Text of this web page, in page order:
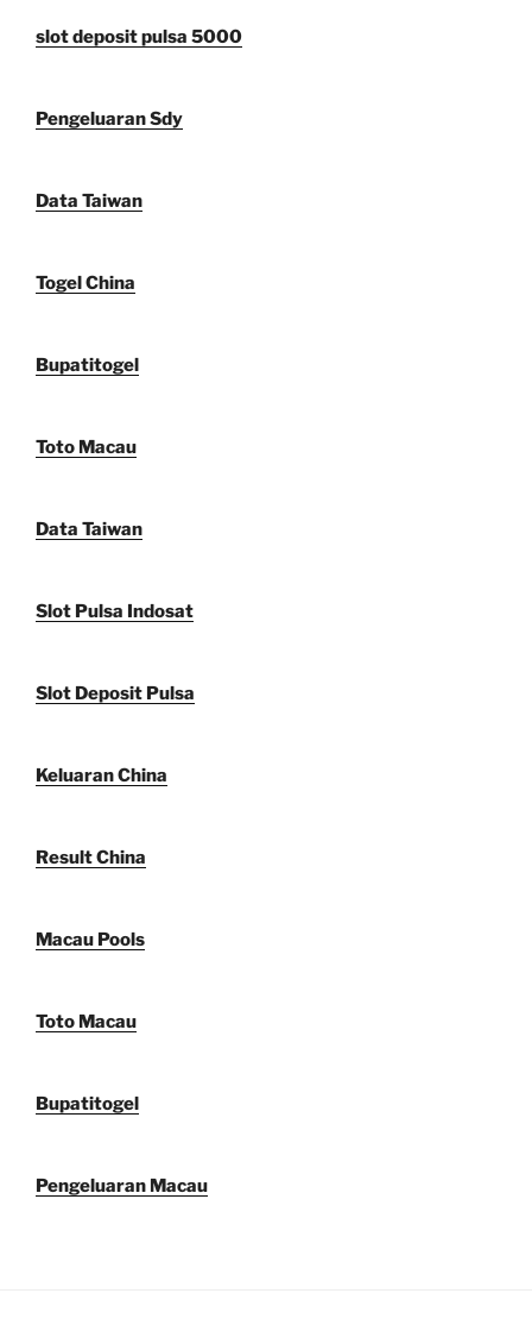
slot deposit pulsa 5000
Pengeluaran Sdy
Data Taiwan
Togel China
Bupatitogel
Toto Macau
Data Taiwan
Slot Pulsa Indosat
Slot Deposit Pulsa
Keluaran China
Result China
Macau Pools
Toto Macau
Bupatitogel
Pengeluaran Macau